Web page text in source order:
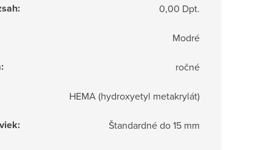
: 0,00 Dpt.
Modré
: ročné
HEMA (hydroxyetyl metakrylát)
: Štandardné do 15 mm